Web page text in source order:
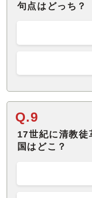
句点はどっち？
Q.9
17世紀に清教徒
国はどこ？